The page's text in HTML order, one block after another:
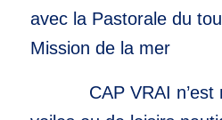
avec la Pastorale du
Mission de la mer
CAP VRAI n’est